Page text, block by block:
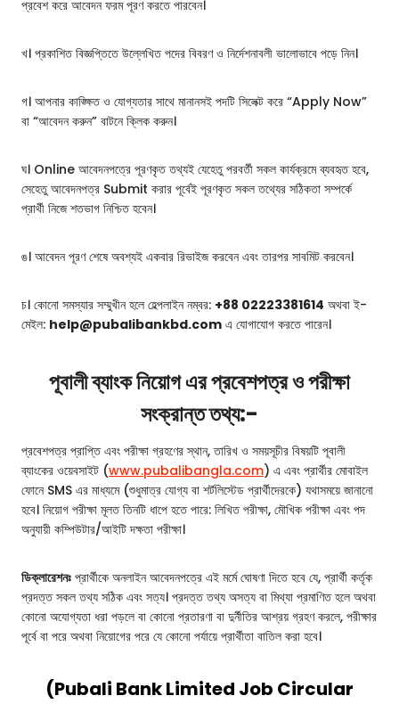
প্রবেশ করে আবেদন ফরম পূরণ করতে পারবেন।
খ। প্রকাশিত বিজ্ঞপ্তিতে উল্লেখিত পদের বিবরণ ও নির্দেশনাবলী ভালোভাবে পড়ে নিন।
গ। আপনার কাঙ্ক্ষিত ও যোগ্যতার সাথে মানানসই পদটি সিলেক্ট করে “Apply Now”
বা “আবেদন করুন” বাটনে ক্লিক করুন।
ঘ। Online আবেদনপত্রে পূরণকৃত তথ্যই যেহেতু পরবর্তী সকল কার্যক্রমে ব্যবহৃত হবে,
সেহেতু আবেদনপত্র Submit করার পূর্বেই পূরণকৃত সকল তথ্যের সঠিকতা সম্পর্কে
প্রার্থী নিজে শতভাগ নিশ্চিত হবেন।
ঙ। আবেদন পূরণ শেষে অবশ্যই একবার রিভাইজ করবেন এবং তারপর সাবমিট করবেন।
চ। কোনো সমস্যার সম্মুখীন হলে হেল্পলাইন নম্বর: +88 02223381614 অথবা ই-
মেইল: help@pubalibankbd.com এ যোগাযোগ করতে পারেন।
পূবালী ব্যাংক নিয়োগ এর প্রবেশপত্র ও পরীক্ষা
সংক্রান্ত তথ্য:-
প্রবেশপত্র প্রাপ্তি এবং পরীক্ষা গ্রহণের স্থান, তারিখ ও সময়সূচীর বিষয়টি পূবালী
ব্যাংকের ওয়েবসাইট (www.pubalibangla.com) এ এবং প্রার্থীর মোবাইল
ফোনে SMS এর মাধ্যমে (শুধুমাত্র যোগ্য বা শর্টলিস্টেড প্রার্থীদেরকে) যথাসময়ে জানানো
হবে। নিয়োগ পরীক্ষা মূলত তিনটি ধাপে হতে পারে: লিখিত পরীক্ষা, মৌখিক পরীক্ষা এবং পদ
অনুযায়ী কম্পিউটার/আইটি দক্ষতা পরীক্ষা।
ডিক্লারেশনঃ প্রার্থীকে অনলাইন আবেদনপত্রে এই মর্মে ঘোষণা দিতে হবে যে, প্রার্থী কর্তৃক
প্রদত্ত সকল তথ্য সঠিক এবং সত্য। প্রদত্ত তথ্য অসত্য বা মিথ্যা প্রমাণিত হলে অথবা
কোনো অযোগ্যতা ধরা পড়লে বা কোনো প্রতারণা বা দুর্নীতির আশ্রয় গ্রহণ করলে, পরীক্ষার
পূর্বে বা পরে অথবা নিয়োগের পরে যে কোনো পর্যায়ে প্রার্থীতা বাতিল করা হবে।
(Pubali Bank Limited Job Circular